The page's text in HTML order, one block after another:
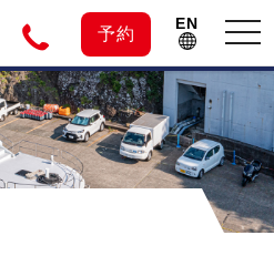
予約
EN